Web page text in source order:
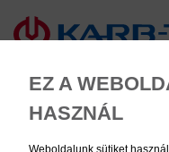
EZ A
HASZNÁL
Weboldalunk sütiket